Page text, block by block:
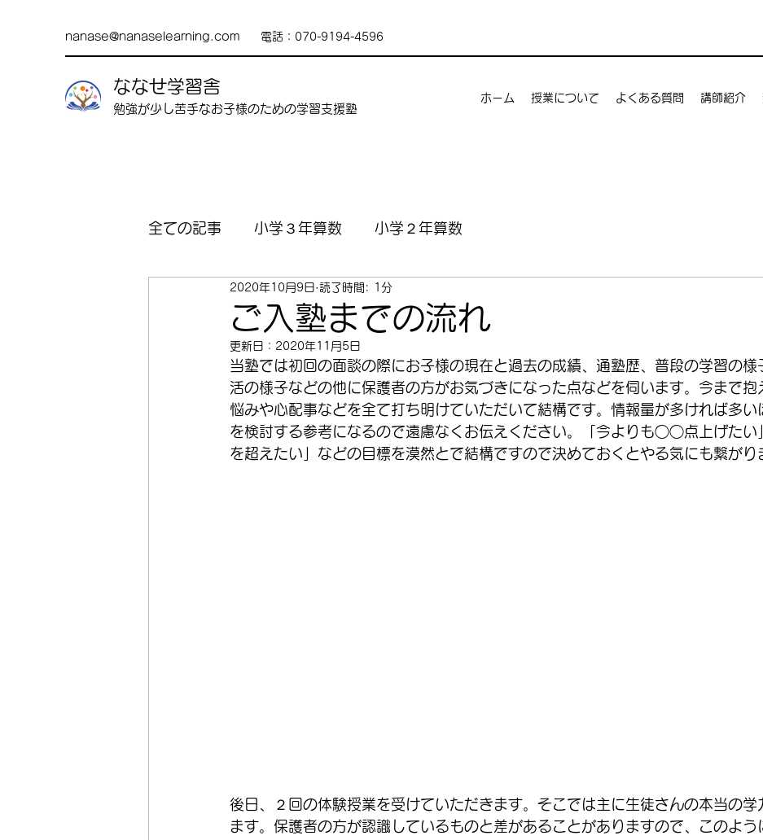
nanase@nanaselearning.com 電話：070-9194-4596
​​ななせ学習舎
勉強が少し苦手なお子様のための学習支援塾
ホーム 授業について よくある質問 講師紹介
全ての記事 小学３年算数 小学２年算数
ご入塾までの流れ
2020年10月9日 読了時間: 1分
更新日： 2020年11月5日
当塾では初回の面談の際にお子様の現在と過去の成績、通塾歴、普段の学習の様
活の様子などの他に保護者の方がお気づきになった点などを伺います。今まで抱
悩みや心配事などを全て打ち明けていただいて結構です。情報量が多ければ多い
を検討する参考になるので遠慮なくお伝えください。「今よりも◯◯点上げたい
を超えたい」などの目標を漠然とで結構ですので決めておくとやる気にも繋がり
後日、２回の体験授業を受けていただきます。そこでは主に生徒さんの本当の学
ます。保護者の方が認識しているものと差があることがありますので、このよう